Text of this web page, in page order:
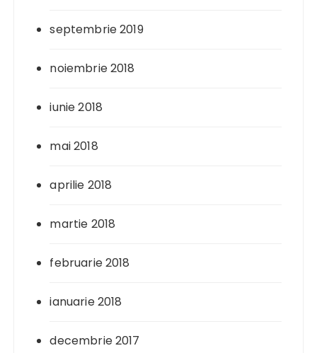
septembrie 2019
noiembrie 2018
iunie 2018
mai 2018
aprilie 2018
martie 2018
februarie 2018
ianuarie 2018
decembrie 2017